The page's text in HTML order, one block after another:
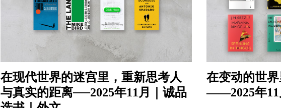
在现代世界的迷宫里，重新思考人
与真实的距离──2025年11月｜诚品
在变动的世
——2025年11